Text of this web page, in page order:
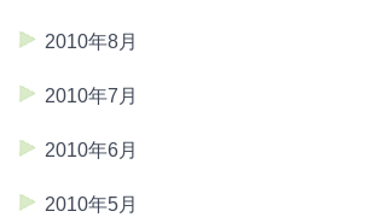
2010年8月
2010年7月
2010年6月
2010年5月